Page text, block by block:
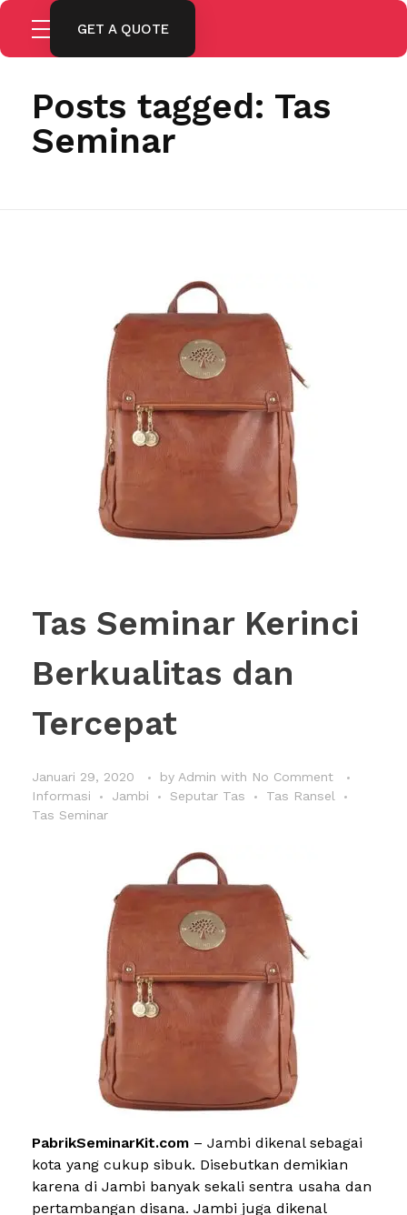
GET A QUOTE
Home
Posts tagged: Tas
Seminar
Tas Seminar Kerinci
Berkualitas dan
Tercepat
Januari 29, 2020 by Admin with No Comment
Informasi
Jambi Seputar Tas
Tas Ransel
Tas Seminar
PabrikSeminarKit.com – Jambi dikenal sebagai
kota yang cukup sibuk. Disebutkan demikian
karena di Jambi banyak sekali sentra usaha dan
pertambangan disana. Jambi juga dikenal